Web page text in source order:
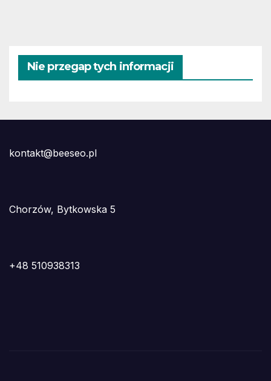
Nie przegap tych informacji
kontakt@beeseo.pl
Chorzów, Bytkowska 5
+48 510938313